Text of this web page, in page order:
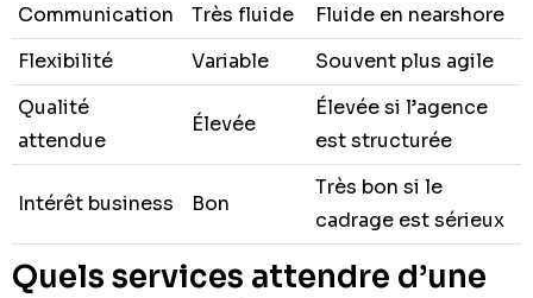
Communication Très fluide
Fluide en nearshore
Flexibilité
Variable
Souvent plus agile
Qualité
attendue
Élevée
Élevée si l’agence
est structurée
Intérêt business Bon
Très bon si le
cadrage est sérieux
Quels services attendre d’une